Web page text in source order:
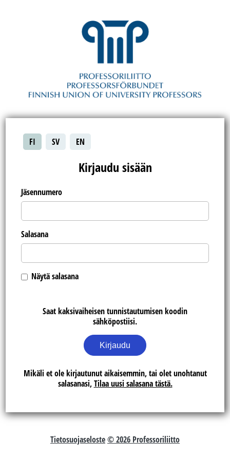
FI SV EN
Kirjaudu sisään
Jäsennumero
Salasana
Näytä salasana
Saat kaksivaiheisen tunnistautumisen koodin
sähköpostiisi.
Kirjaudu
Mikäli et ole kirjautunut aikaisemmin, tai olet unohtanut
salasanasi,Tilaa uusi salasana tästä.
Tietosuojaseloste© 2026 Professoriliitto